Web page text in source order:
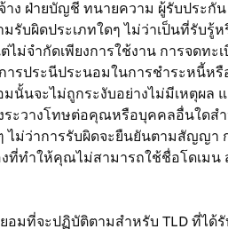
ง ฝ่ายบัญชี ทนายความ ผู้รับประ
รับผิดประเภทใดๆ ไม่ว่าเป็นที่รับ
ม่จำกัดเพียงการใช้งาน การจดท
รประนีประนอมในการชำระหนี้ห
นจะไม่ถูกระงับอย่างไม่มีเหตุผ
วางโทษต่อคุณหรือบุคคลอื่นใดส
ม่ว่าการรับผิดจะยืนยันตามสัญญา
ทำให้คุณไม่สามารถใช้ชื่อโดเม
มที่จะปฏิบัติตามสำหรับ TLD ที่ได้